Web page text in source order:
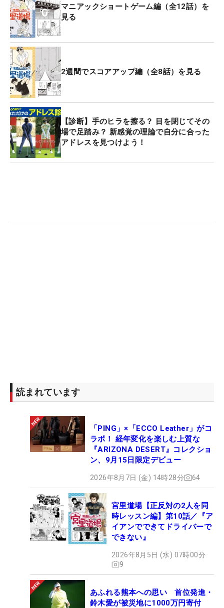
マニアックショートゲーム編（全12話）を
見る
2週間でスコアアップ編（全8話）を見る
【診断】手のヒラを擦る？ 目を閉じてその
場で足踏み？ 新感覚の理論で自分に合った
アドレスを見つけよう！
読まれています
「PING」×「ECCO Leather」がコ
ラボ！ 経年変化を楽しむ上質な
『ARIZONA DESERT』コレクショ
ン、9月15日限定デビュー
2026年8月7日 (金) 14時28分 64
宮里道場【正反対の2人を同
時レッスン編】第10話／『ア
イアンでできてドライバーで
できない』
2026年8月5日 (水) 07時00分
9
あふれる熊本への思い 首位発進・
鈴木愛が被災地に1000万円寄付